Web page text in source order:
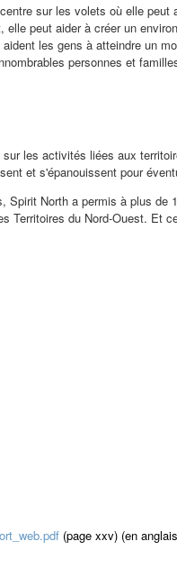
sur les volets où elle
peut aider à créer un
les gens à atteindre un
personnes et
les activités liées aux
et s'épanouissent pour
North a permis à plus
Territoires du Nord-Ouest. Et
(page xxv) (en